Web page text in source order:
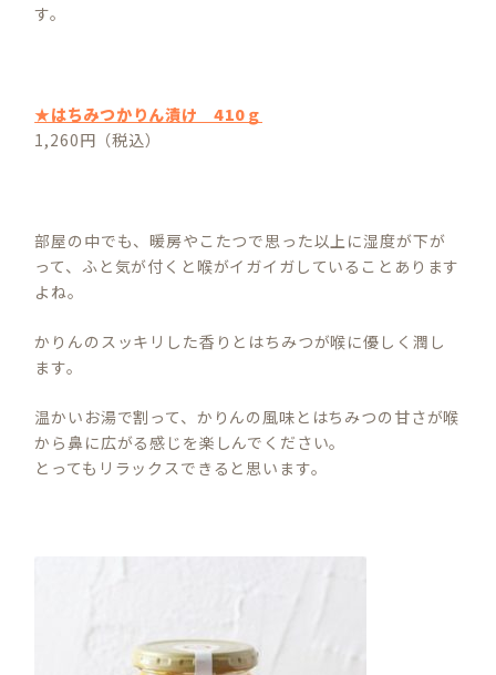
す。
★はちみつかりん漬け 410ｇ
1,260円（税込）
部屋の中でも、暖房やこたつで思った以上に湿度が下が
って、ふと気が付くと喉がイガイガしていることあります
よね。
かりんのスッキリした香りとはちみつが喉に優しく潤し
ます。
温かいお湯で割って、かりんの風味とはちみつの甘さが喉
から鼻に広がる感じを楽しんでください。
とってもリラックスできると思います。